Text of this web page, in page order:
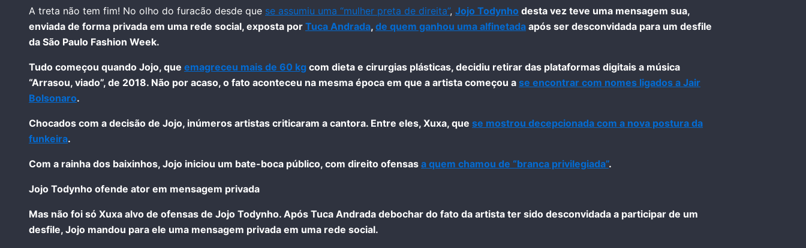
A treta não tem fim! No olho do furacão desde que se assumiu uma “mulher preta de direita”, Jojo Todynho desta vez teve uma mensagem sua,
enviada de forma privada em uma rede social, exposta por Tuca Andrada, de quem ganhou uma alfinetada após ser desconvidada para um desfile
da São Paulo Fashion Week.
Tudo começou quando Jojo, que emagreceu mais de 60 kg com dieta e cirurgias plásticas, decidiu retirar das plataformas digitais a música
“Arrasou, viado”, de 2018. Não por acaso, o fato aconteceu na mesma época em que a artista começou a se encontrar com nomes ligados a Jair
Bolsonaro.
Chocados com a decisão de Jojo, inúmeros artistas criticaram a cantora. Entre eles, Xuxa, que se mostrou decepcionada com a nova postura da
funkeira.
Com a rainha dos baixinhos, Jojo iniciou um bate-boca público, com direito ofensas a quem chamou de “branca privilegiada”.
Jojo Todynho ofende ator em mensagem privada
Mas não foi só Xuxa alvo de ofensas de Jojo Todynho. Após Tuca Andrada debochar do fato da artista ter sido desconvidada a participar de um
desfile, Jojo mandou para ele uma mensagem privada em uma rede social.